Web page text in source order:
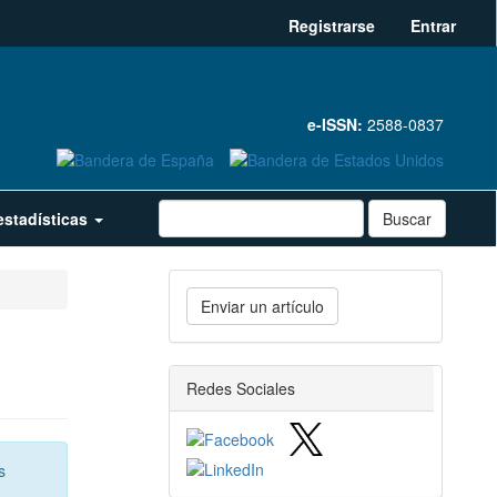
e-ISSN: 2588-0837
Registrarse Entrar
Buscar
Enviar
un
artículo
Enviar un artículo
redes_sociales
Redes Sociales